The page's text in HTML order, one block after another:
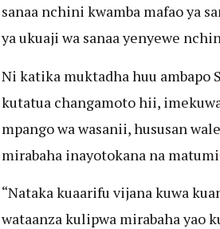
sanaa nchini kwamba mafao ya
ya ukuaji wa sanaa yenyewe
Ni katika muktadha huu ambapo
kutatua changamoto hii,
mpango wa wasanii, hususan
mirabaha inayotokana na
“Nataka kuaarifu vijana kuwa
wataanza kulipwa mirabaha yao